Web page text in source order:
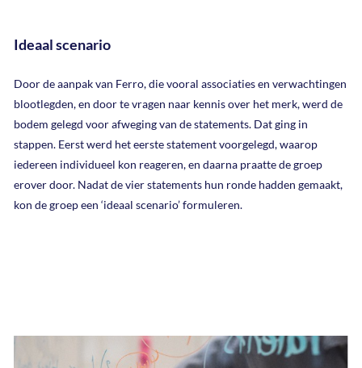
Ideaal scenario
Door de aanpak van Ferro, die vooral associaties en verwachtingen
blootlegden, en door te vragen naar kennis over het merk, werd de
bodem gelegd voor afweging van de statements. Dat ging in
stappen. Eerst werd het eerste statement voorgelegd, waarop
iedereen individueel kon reageren, en daarna praatte de groep
erover door. Nadat de vier statements hun ronde hadden gemaakt,
kon de groep een ‘ideaal scenario’ formuleren.